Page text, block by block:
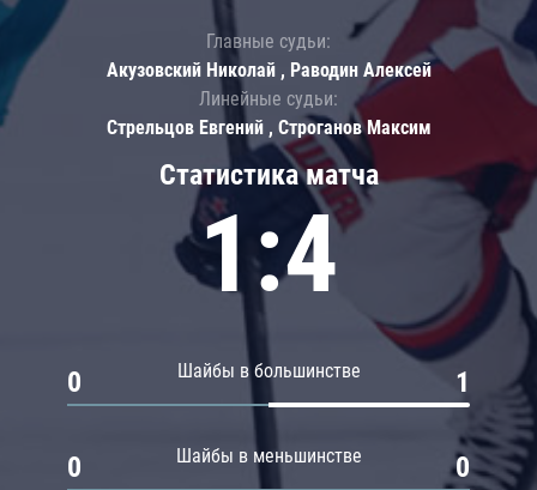
Статистика матча
1:4
Шайбы в большинстве
0 1
Шайбы в меньшинстве
0 0
Главные судьи:
Акузовский Николай , Раводин Алексей
Линейные судьи:
Стрельцов Евгений , Строганов Максим